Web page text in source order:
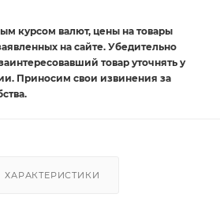
курсом валют, цены на товары
на сайте. Убедительно
товар уточнять у
Приносим свои извинения за
ХАРАКТЕРИСТИКИ